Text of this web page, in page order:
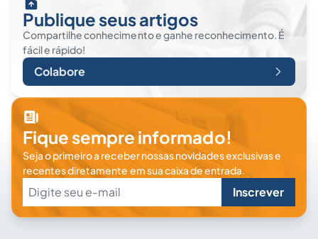
Publique seus artigos
Compartilhe conhecimento e ganhe reconhecimento. É
fácil e rápido!
Colabore
Fique sempre informado!
Seja o primeiro a receber nossas novidades exclusivas e
recentes diretamente em sua caixa de entrada.
Inscrever